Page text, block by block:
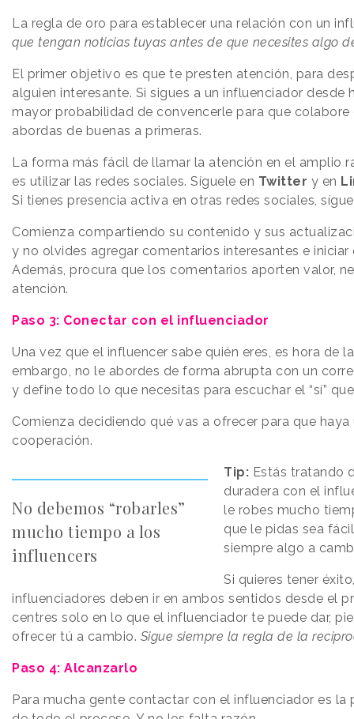
La regla de oro para establecer una relación con un
que tengan noticias tuyas antes de que necesites algo
El primer objetivo es que te presten atención, para
alguien interesante. Si sigues a un influenciador desde
mayor probabilidad de convencerle para que
abordas de buenas a primeras.
La forma más fácil de llamar la atención en el amplio
es utilizar las redes sociales. Síguele en Twitter y en
Si tienes presencia activa en otras redes sociales,
Comienza compartiendo su contenido y sus
y no olvides agregar comentarios interesantes e iniciar
Además, procura que los comentarios aporten valor,
atención.
Paso 3: Conectar con el influenciador
Una vez que el influencer sabe quién eres, es hora de
embargo, no le abordes de forma abrupta con un
y define todo lo que necesitas para escuchar el “sí”
Comienza decidiendo qué vas a ofrecer para que haya
cooperación.
No debemos “robarles”
mucho tiempo a los
influencers
Tip: Estás tratando
duradera con el
le robes mucho
que le pidas sea
siempre algo a
Si quieres tener
influenciadores deben ir en ambos sentidos desde el
centres solo en lo que el influenciador te puede dar,
ofrecer tú a cambio. Sigue siempre la regla de la
Paso 4: Alcanzarlo
Para mucha gente contactar con el influenciador es la